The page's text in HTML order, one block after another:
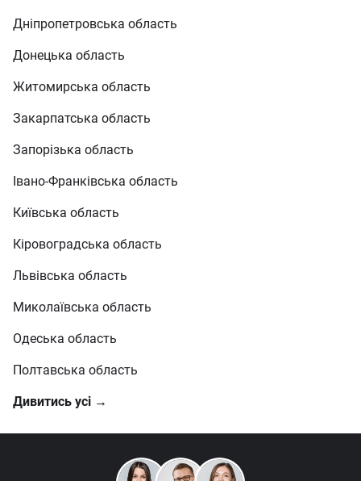
Дніпропетровська область
Донецька область
Житомирська область
Закарпатська область
Запорізька область
Івано-Франківська область
Київська область
Кіровоградська область
Львівська область
Миколаївська область
Одеська область
Полтавська область
Дивитись усі →